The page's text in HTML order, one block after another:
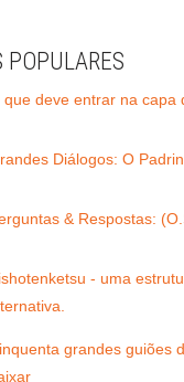
POPULARES
que deve entrar na capa
Diálogos: O
& Respostas:
- uma
grandes guiões